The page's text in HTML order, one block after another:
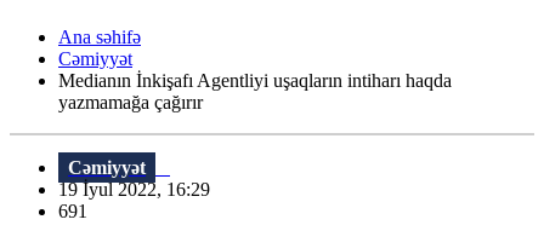
Ana səhifə
Cəmiyyət
Medianın İnkişafı Agentliyi uşaqların intiharı haqda
yazmamağa çağırır
Cəmiyyət
19 İyul 2022, 16:29
691